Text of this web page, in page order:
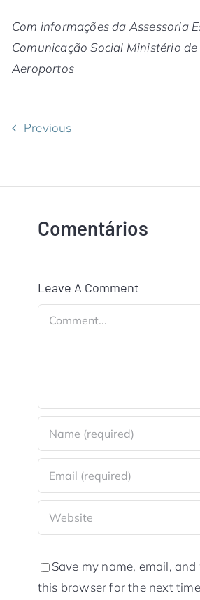
Com informações da Assessoria
Comunicação Social Ministério
Aeroportos
Previous
Comentários
Leave A Comment
Comment
Save my name, email,
this browser for the next